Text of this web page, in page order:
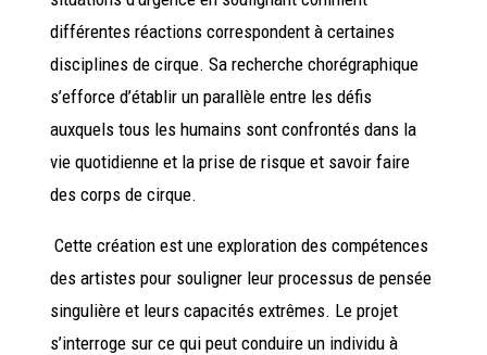
différentes réactions correspondent à certaines
disciplines de cirque. Sa recherche chorégraphique
s’efforce d’établir un parallèle entre les défis
auxquels tous les humains sont confrontés dans la
vie quotidienne et la prise de risque et savoir faire
des corps de cirque.
Cette création est une exploration des compétences
des artistes pour souligner leur processus de pensée
singulière et leurs capacités extrêmes. Le projet
s’interroge sur ce qui peut conduire un individu à